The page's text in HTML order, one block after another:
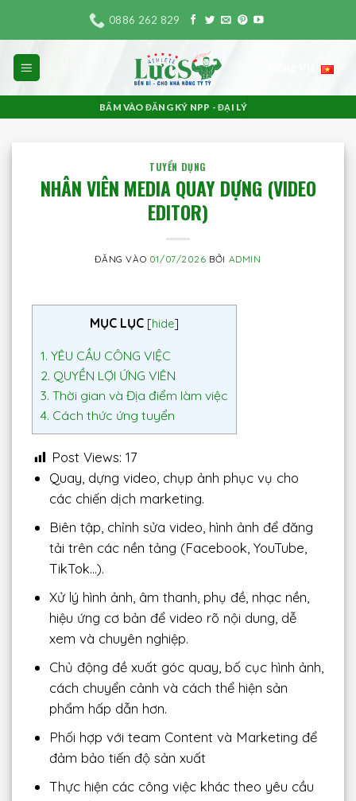
nội
dung
0886 262 829
BẤM VÀO ĐĂNG KÝ NPP - ĐẠI LÝ
TUYỂN DỤNG
NHÂN VIÊN MEDIA QUAY DỰNG (VIDEO
EDITOR)
ĐĂNG VÀO 01/07/2026 BỞI ADMIN
MỤC LỤC [hide]
1. YÊU CẦU CÔNG VIỆC
2. QUYỀN LỢI ỨNG VIÊN
3. Thời gian và Địa điểm làm việc
4. Cách thức ứng tuyển
Post Views: 17
Quay, dựng video, chụp ảnh phục vụ cho
các chiến dịch marketing.
Biên tập, chỉnh sửa video, hình ảnh để đăng
tải trên các nền tảng (Facebook, YouTube,
TikTok…).
Xử lý hình ảnh, âm thanh, phụ đề, nhạc nền,
hiệu ứng cơ bản để video rõ nội dung, dễ
xem và chuyên nghiệp.
Chủ động đề xuất góc quay, bố cục hình ảnh,
cách chuyển cảnh và cách thể hiện sản
phẩm hấp dẫn hơn.
Phối hợp với team Content và Marketing để
đảm bảo tiến độ sản xuất
Thực hiện các công việc khác theo yêu cầu